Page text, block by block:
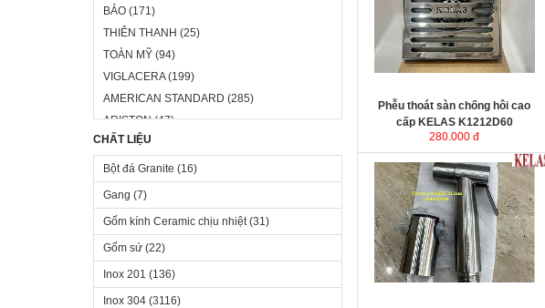
BẢO (171)
THIÊN THANH (25)
TOÀN MỸ (94)
VIGLACERA(199)
AMERICAN STANDARD (285)
ARISTON(47)
CARYSIL
CHANGKAEW (3)
DAPHA(15)
EMPOLI(86)
EXIMSTONE
HOÀ BÌNH (40)
KANGAROO(19)
CHẤT LIỆU
Bột đá Granite (16)
Gang (7)
Gốm kính Ceramic chịu nhiệt(31)
Gốm sứ (22)
Inox 201 (136)
Inox 304 (3116)
KT
Phễu thoát sàn chống hôi cao
cấp KELAS K1212D60
280.000 đ